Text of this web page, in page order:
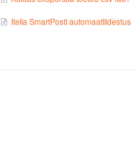
Itella SmartPosti automaatliidestus